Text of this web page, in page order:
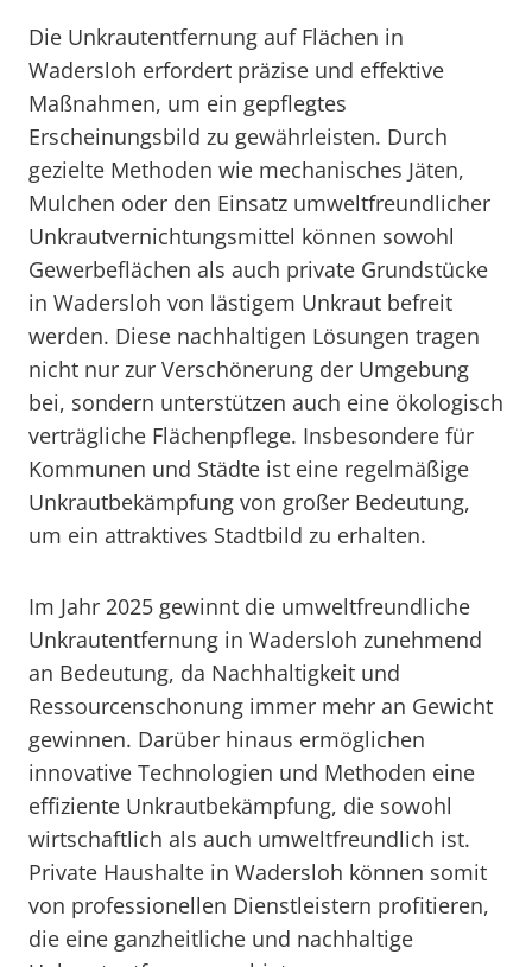
Die Unkrautentfernung auf Flächen in
Wadersloh erfordert präzise und effektive
Maßnahmen, um ein gepflegtes
Erscheinungsbild zu gewährleisten. Durch
gezielte Methoden wie mechanisches Jäten,
Mulchen oder den Einsatz umweltfreundlicher
Unkrautvernichtungsmittel können sowohl
Gewerbeflächen als auch private Grundstücke
in Wadersloh von lästigem Unkraut befreit
werden. Diese nachhaltigen Lösungen tragen
nicht nur zur Verschönerung der Umgebung
bei, sondern unterstützen auch eine ökologisch
verträgliche Flächenpflege. Insbesondere für
Kommunen und Städte ist eine regelmäßige
Unkrautbekämpfung von großer Bedeutung,
um ein attraktives Stadtbild zu erhalten.
Im Jahr 2025 gewinnt die umweltfreundliche
Unkrautentfernung in Wadersloh zunehmend
an Bedeutung, da Nachhaltigkeit und
Ressourcenschonung immer mehr an Gewicht
gewinnen. Darüber hinaus ermöglichen
innovative Technologien und Methoden eine
effiziente Unkrautbekämpfung, die sowohl
wirtschaftlich als auch umweltfreundlich ist.
Private Haushalte in Wadersloh können somit
von professionellen Dienstleistern profitieren,
die eine ganzheitliche und nachhaltige